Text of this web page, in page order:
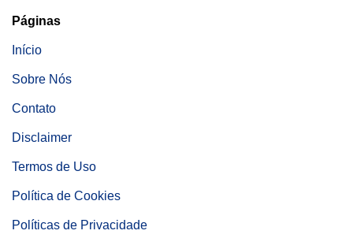
Páginas
Início
Sobre Nós
Contato
Disclaimer
Termos de Uso
Política de Cookies
Políticas de Privacidade